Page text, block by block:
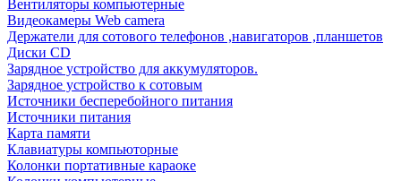
Вентиляторы компьютерные
Видеокамеры Web camera
Держатели для сотового телефонов ,навигаторов ,планшетов
Диски CD
Зарядное устройство для аккумуляторов.
Зарядное устройство к сотовым
Источники бесперебойного питания
Источники питания
Карта памяти
Клавиатуры компьюторные
Колонки портативные караоке